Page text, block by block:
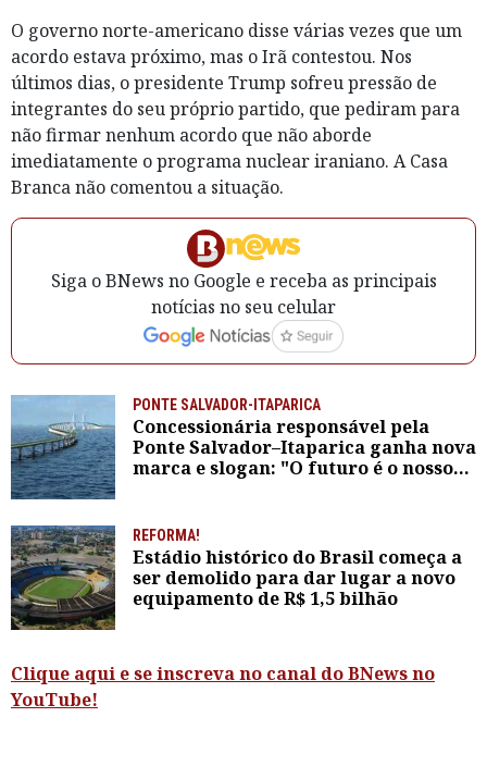
O governo norte-americano disse várias vezes que um
acordo estava próximo, mas o Irã contestou. Nos
últimos dias, o presidente Trump sofreu pressão de
integrantes do seu próprio partido, que pediram para
não firmar nenhum acordo que não aborde
imediatamente o programa nuclear iraniano. A Casa
Branca não comentou a situação.
Siga o BNews no Google e receba as principais
notícias no seu celular
PONTE SALVADOR-ITAPARICA
Concessionária responsável pela
Ponte Salvador–Itaparica ganha nova
marca e slogan: "O futuro é o nosso
REFORMA!
Estádio histórico do Brasil começa a
ser demolido para dar lugar a novo
equipamento de R$ 1,5 bilhão
Clique aqui e se inscreva no canal do BNews no
YouTube!